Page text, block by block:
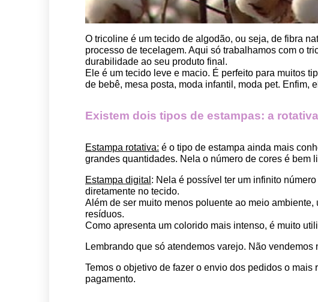
O tricoline é um tecido de algodão, ou seja, de fibra
processo de tecelagem. Aqui só trabalhamos com o
durabilidade ao seu produto final.
Ele é um tecido leve e macio. É perfeito para muitos
de bebê, mesa posta, moda infantil, moda pet. Enfim,
Existem dois tipos de estampas: a
Estampa rotativa: é o tipo de estampa ainda mais
grandes quantidades. Nela o número de cores é bem
Estampa digital : Nela é possível ter um infinito
diretamente no tecido.
Além de ser muito menos poluente ao meio
resíduos.
Como apresenta um colorido mais intenso, é muito
Lembrando que só atendemos varejo. Não vendemos
Temos o objetivo de fazer o envio dos pedidos o
pagamento.